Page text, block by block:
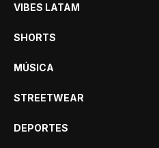
VIBES LATAM
SHORTS
MÚSICA
STREETWEAR
DEPORTES